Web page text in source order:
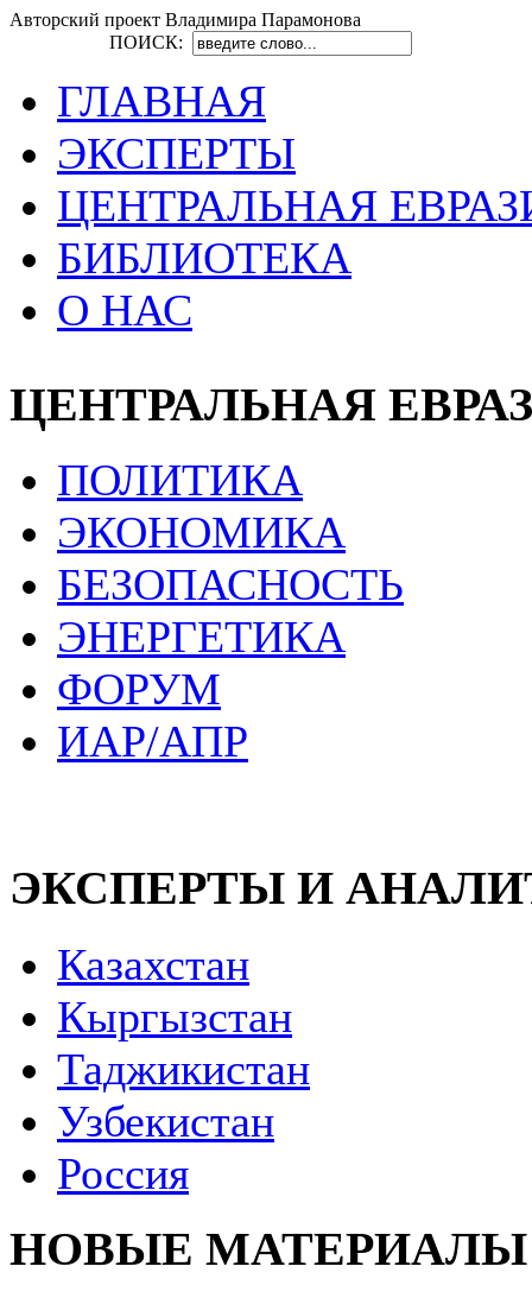
Авторский проект Владимира Парамонова
ПОИСК:
ГЛАВНАЯ
ЭКСПЕРТЫ
ЦЕНТРАЛЬНАЯ
БИБЛИОТЕКА
О НАС
ЦЕНТРАЛЬНАЯ
ПОЛИТИКА
ЭКОНОМИКА
БЕЗОПАСНОСТЬ
ЭНЕРГЕТИКА
ФОРУМ
ИАР/АПР
ЭКСПЕРТЫ И
Казахстан
Кыргызстан
Таджикистан
Узбекистан
Россия
НОВЫЕ МАТЕРИАЛЫ